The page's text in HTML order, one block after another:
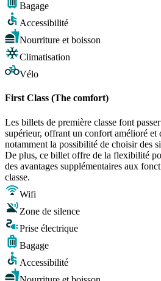
Bagage
Accessibilité
Nourriture et boisson
Climatisation
Vélo
First Class (The comfort)
Les billets de première classe font
supérieur, offrant un confort amélioré et
notamment la possibilité de choisir des
De plus, ce billet offre de la flexibilité
des avantages supplémentaires aux
classe.
Wifi
Zone de silence
Prise électrique
Bagage
Accessibilité